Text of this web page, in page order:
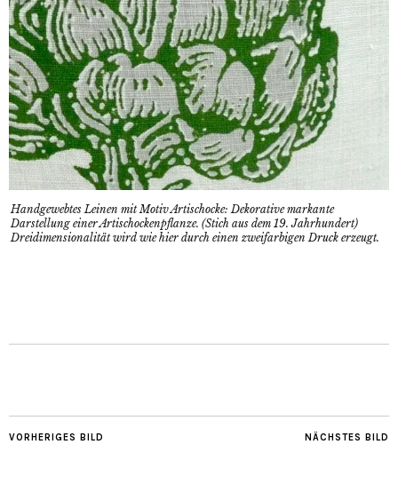
Handgewebtes Leinen mit Motiv Artischocke: Dekorative markante
Darstellung einer Artischockenpflanze. (Stich aus dem 19. Jahrhundert)
Dreidimensionalität wird wie hier durch einen zweifarbigen Druck erzeugt.
NÄCHSTES BILD
VORHERIGES BILD